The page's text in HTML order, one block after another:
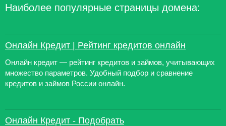
Наиболее популярные страницы домена:
Онлайн Кредит | Рейтинг кредитов онлайн
Онлайн кредит — рейтинг кредитов и займов, учитывающих
множество параметров. Удобный подбор и сравнение
кредитов и займов России онлайн.
Онлайн Кредит - Подобрать